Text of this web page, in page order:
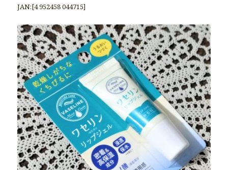
JAN:[4 952458 044715]